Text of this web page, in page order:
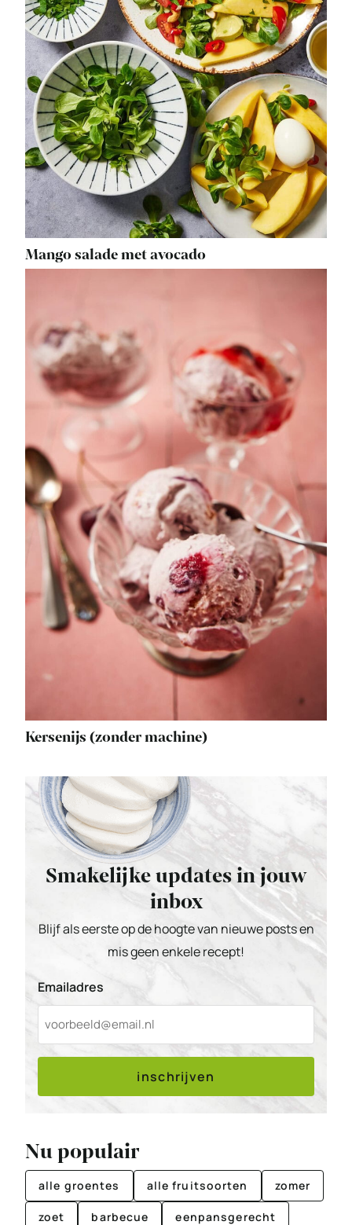
Mango salade met avocado
Kersenijs (zonder machine)
Smakelijke updates in jouw
inbox
Blijf als eerste op de hoogte van nieuwe posts en
mis geen enkele recept!
Emailadres
inschrijven
Nu populair
alle groentes alle fruitsoorten zomer
zoet barbecue eenpansgerecht